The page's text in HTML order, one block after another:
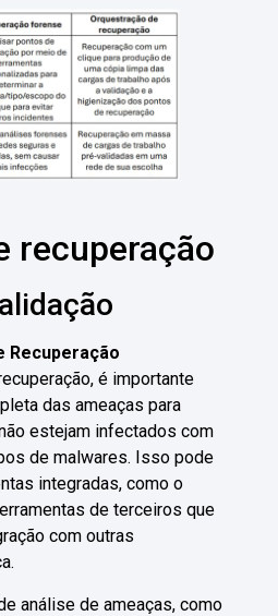
recuperação
Recuperação
é importante
das ameaças para
estejam infectados com
de malwares. Isso pode
integradas, como o
de terceiros que
com outras
análise de ameaças, como